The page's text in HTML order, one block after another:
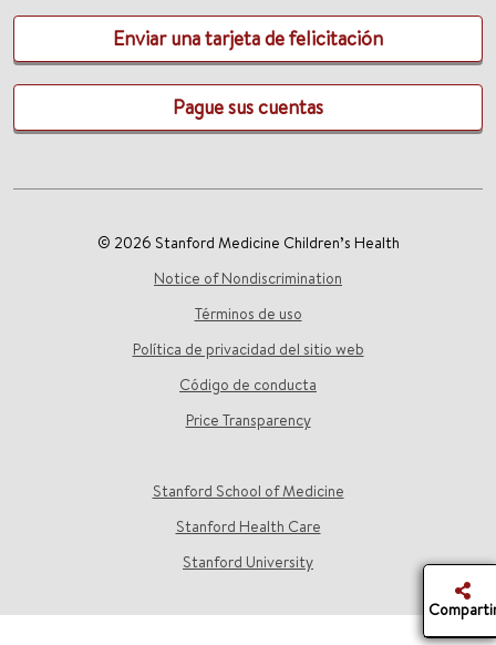
Enviar una tarjeta de felicitación
Pague sus cuentas
© 2026 Stanford Medicine Children’s Health
Notice of Nondiscrimination
Términos de uso
Política de privacidad del sitio web
Código de conducta
Price Transparency
Stanford School of Medicine
Stanford Health Care
Stanford University